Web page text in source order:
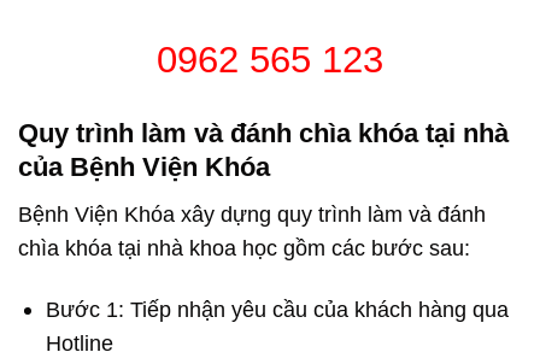
0962 565 123
Quy trình làm và đánh chìa khóa tại nhà
của Bệnh Viện Khóa
Bệnh Viện Khóa xây dựng quy trình làm và đánh
chìa khóa tại nhà khoa học gồm các bước sau:
Bước 1: Tiếp nhận yêu cầu của khách hàng qua
Hotline